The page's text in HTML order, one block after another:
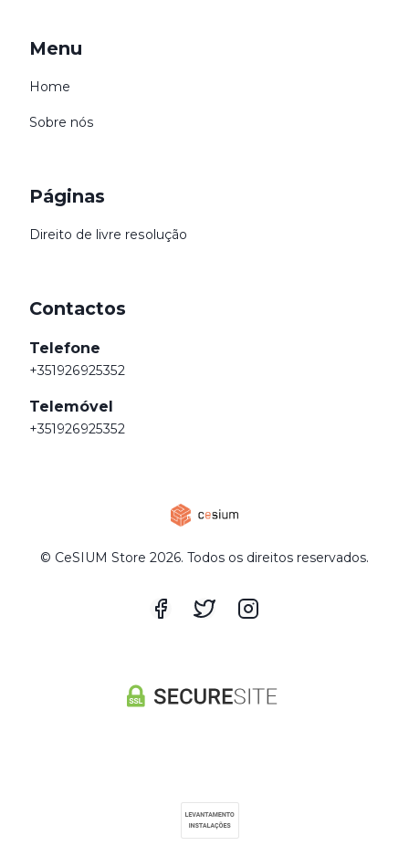
© CeSIUM Store 2026. Todos os direitos reservados.
Menu
Home
Sobre nós
Páginas
Direito de livre resolução
Contactos
Telefone
+351926925352
Telemóvel
+351926925352